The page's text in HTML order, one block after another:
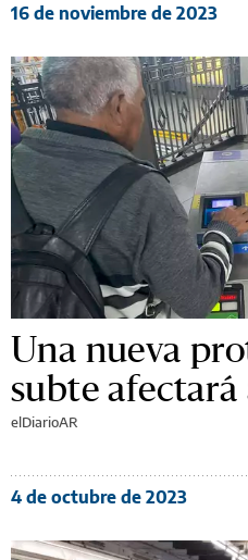
16 de noviembre de 2023
Una nueva
subte afectará
elDiarioAR
4 de octubre de 2023